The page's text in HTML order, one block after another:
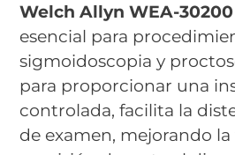
Welch Allyn WEA-30200
esencial para
sigmoidoscopia y
para proporcionar una
controlada, facilita la
de examen, mejorando